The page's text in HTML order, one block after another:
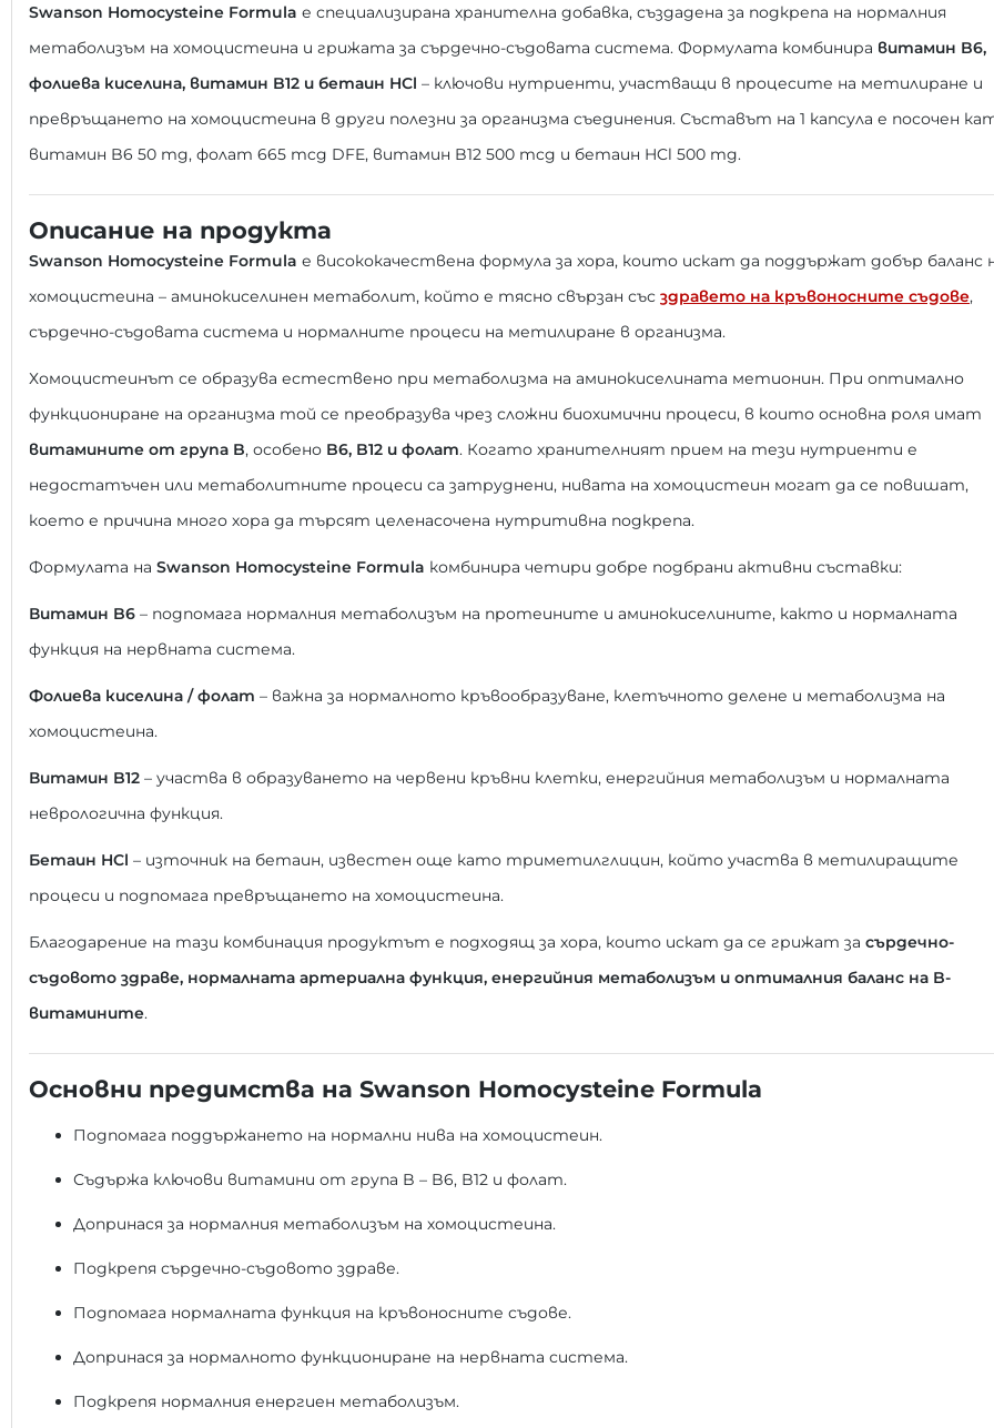
Swanson Homocysteine Formula е специализирана хранителна добавка, създадена за подкрепа на нормалния
метаболизъм на хомоцистеина и грижата за сърдечно-съдовата система. Формулата комбинира витамин B6,
фолиева киселина, витамин B12 и бетаин HCl – ключови нутриенти, участващи в процесите на метилиране и
превръщането на хомоцистеина в други полезни за организма съединения. Съставът на 1 капсула е посочен
витамин B6 50 mg, фолат 665 mcg DFE, витамин B12 500 mcg и бетаин HCl 500 mg.
Описание на продукта
Swanson Homocysteine Formula е висококачествена формула за хора, които искат да поддържат добър баланс
хомоцистеина – аминокиселинен метаболит, който е тясно свързан със здравето на кръвоносните съдове,
сърдечно-съдовата система и нормалните процеси на метилиране в организма.
Хомоцистеинът се образува естествено при метаболизма на аминокиселината метионин. При оптимално
функциониране на организма той се преобразува чрез сложни биохимични процеси, в които основна роля имат
витамините от група B, особено B6, B12 и фолат. Когато хранителният прием на тези нутриенти е
недостатъчен или метаболитните процеси са затруднени, нивата на хомоцистеин могат да се повишат,
което е причина много хора да търсят целенасочена нутритивна подкрепа.
Формулата на Swanson Homocysteine Formula комбинира четири добре подбрани активни съставки:
Витамин B6 – подпомага нормалния метаболизъм на протеините и аминокиселините, както и нормалната
функция на нервната система.
Фолиева киселина / фолат – важна за нормалното кръвообразуване, клетъчното делене и метаболизма на
хомоцистеина.
Витамин B12 – участва в образуването на червени кръвни клетки, енергийния метаболизъм и нормалната
неврологична функция.
Бетаин HCl – източник на бетаин, известен още като триметилглицин, който участва в метилиращите
процеси и подпомага превръщането на хомоцистеина.
Благодарение на тази комбинация продуктът е подходящ за хора, които искат да се грижат за сърдечно-
съдовото здраве, нормалната артериална функция, енергийния метаболизъм и оптималния баланс на B-
витамините.
Основни предимства на Swanson Homocysteine Formula
Подпомага поддържането на нормални нива на хомоцистеин.
Съдържа ключови витамини от група B – B6, B12 и фолат.
Допринася за нормалния метаболизъм на хомоцистеина.
Подкрепя сърдечно-съдовото здраве.
Подпомага нормалната функция на кръвоносните съдове.
Допринася за нормалното функциониране на нервната система.
Подкрепя нормалния енергиен метаболизъм.